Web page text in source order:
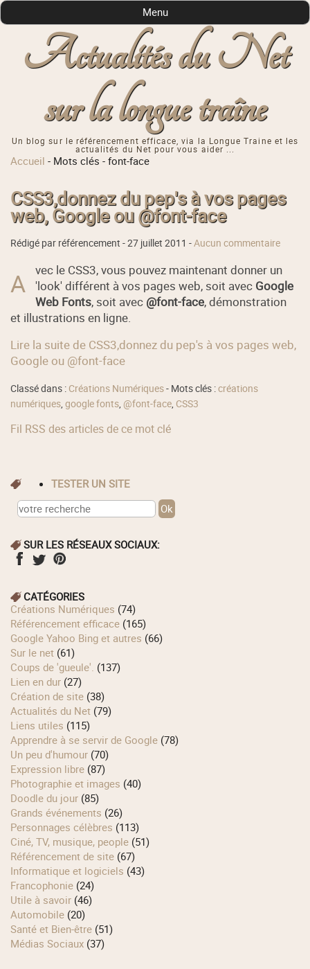
Actualités du Net
sur la longue traîne
Un blog sur le référencement efficace, via la Longue Traine et les
actualités du Net pour vous aider ...
Menu
Accueil - Mots clés -font-face
CSS3,donnez du pep's à vos pages
web, Google ou @font-face
Rédigé par référencement -27 juillet 2011 -Aucun commentaire
A
vec le CSS3, vous pouvez maintenant donner un
'look' différent à vos pages web, soit avec Google
Web Fonts, soit avec @font-face, démonstration
et illustrations en ligne.
Lire la suite de CSS3,donnez du pep's à vos pages web,
Google ou @font-face
Classé dans : Créations Numériques- Mots clés :créations
numériques,google fonts, @font-face, CSS3
Fil RSS des articles de ce mot clé
TESTER UN SITE
SUR LES RÉSEAUX SOCIAUX:
CATÉGORIES
Créations Numériques (74)
Référencement efficace (165)
Google Yahoo Bing et autres (66)
Sur le net (61)
Coups de 'gueule'. (137)
Lien en dur (27)
Création de site (38)
Actualités du Net (79)
Liens utiles (115)
Apprendre à se servir de Google (78)
Un peu d'humour (70)
Expression libre (87)
Photographie et images (40)
Doodle du jour (85)
Grands événements (26)
Personnages célèbres (113)
Ciné, TV, musique, people (51)
Référencement de site (67)
Informatique et logiciels (43)
Francophonie (24)
Utile à savoir (46)
Automobile (20)
Santé et Bien-être (51)
Médias Sociaux (37)